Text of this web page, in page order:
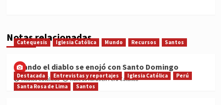
Notas relacionadas
Catequesis Iglesia Católica Mundo Recursos Santos
Cuando el diablo se enojó con Santo Domingo
Medios Católicos hace 13 horas en Perú Católico
Destacada Entrevistas y reportajes Iglesia Católica
Perú
Santa Rosa de Lima
Santos